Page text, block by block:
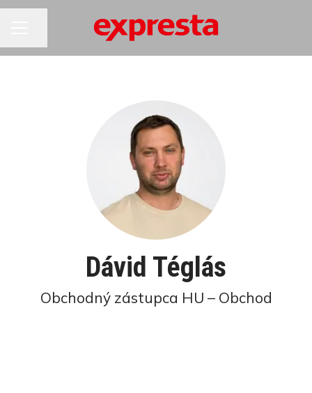
KARIÉRNA PONUKA
Zdieľať stránku
Dávid Téglás
Obchodný zástupca HU – Obchod